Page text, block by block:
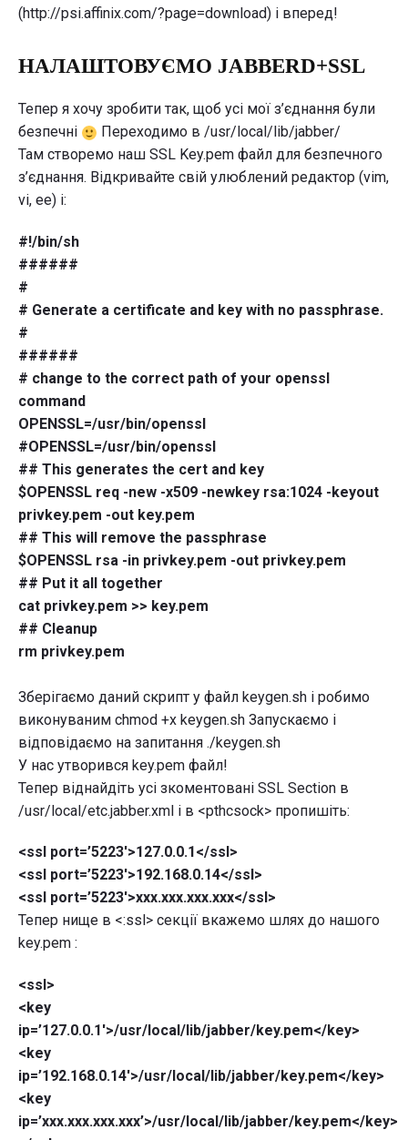
(http://psi.affinix.com/?page=download) і вперед!
НАЛАШТОВУЄМО JABBERD+SSL
Тепер я хочу зробити так, щоб усі мої з’єднання були
безпечні
Переходимо в /usr/local/lib/jabber/
Там створемо наш SSL Key.pem файл для безпечного
з’єднання. Відкривайте свій улюблений редактор (vim,
vi, ee) i:
#!/bin/sh
######
#
# Generate a certificate and key with no passphrase.
#
######
# change to the correct path of your openssl
command
OPENSSL=/usr/bin/openssl
#OPENSSL=/usr/bin/openssl
## This generates the cert and key
$OPENSSL req -new -x509 -newkey rsa:1024 -keyout
privkey.pem -out key.pem
## This will remove the passphrase
$OPENSSL rsa -in privkey.pem -out privkey.pem
## Put it all together
cat privkey.pem >> key.pem
## Cleanup
rm privkey.pem
Зберігаємо даний скрипт у файл keygen.sh і робимо
виконуваним chmod +x keygen.sh Запускаємо і
відповідаємо на запитання ./keygen.sh
У нас утворився key.pem файл!
Тепер віднайдіть усі зкоментовані SSL Section в
/usr/local/etc.jabber.xml і в <pthcsock> пропишіть:
<ssl port=’5223′>127.0.0.1</ssl>
<ssl port=’5223′>192.168.0.14</ssl>
<ssl port=’5223′>xxx.xxx.xxx.xxx</ssl>
Тепер нище в <:ssl> секції вкажемо шлях до нашого
key.pem :
<ssl>
<key
ip=’127.0.0.1′>/usr/local/lib/jabber/key.pem</key>
<key
ip=’192.168.0.14′>/usr/local/lib/jabber/key.pem</key>
<key
ip=’xxx.xxx.xxx.xxx’>/usr/local/lib/jabber/key.pem</key>